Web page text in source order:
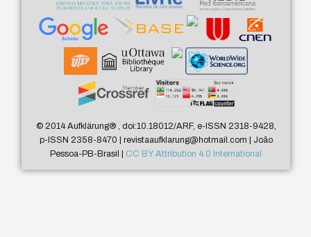
© 2014 Aufklärung®, doi:10.18012/ARF, e-ISSN 2318-9428,
p-ISSN 2358-8470 | revistaaufklarung@hotmail.com | João
Pessoa-PB-Brasil | CC BY Attribution 4.0 International